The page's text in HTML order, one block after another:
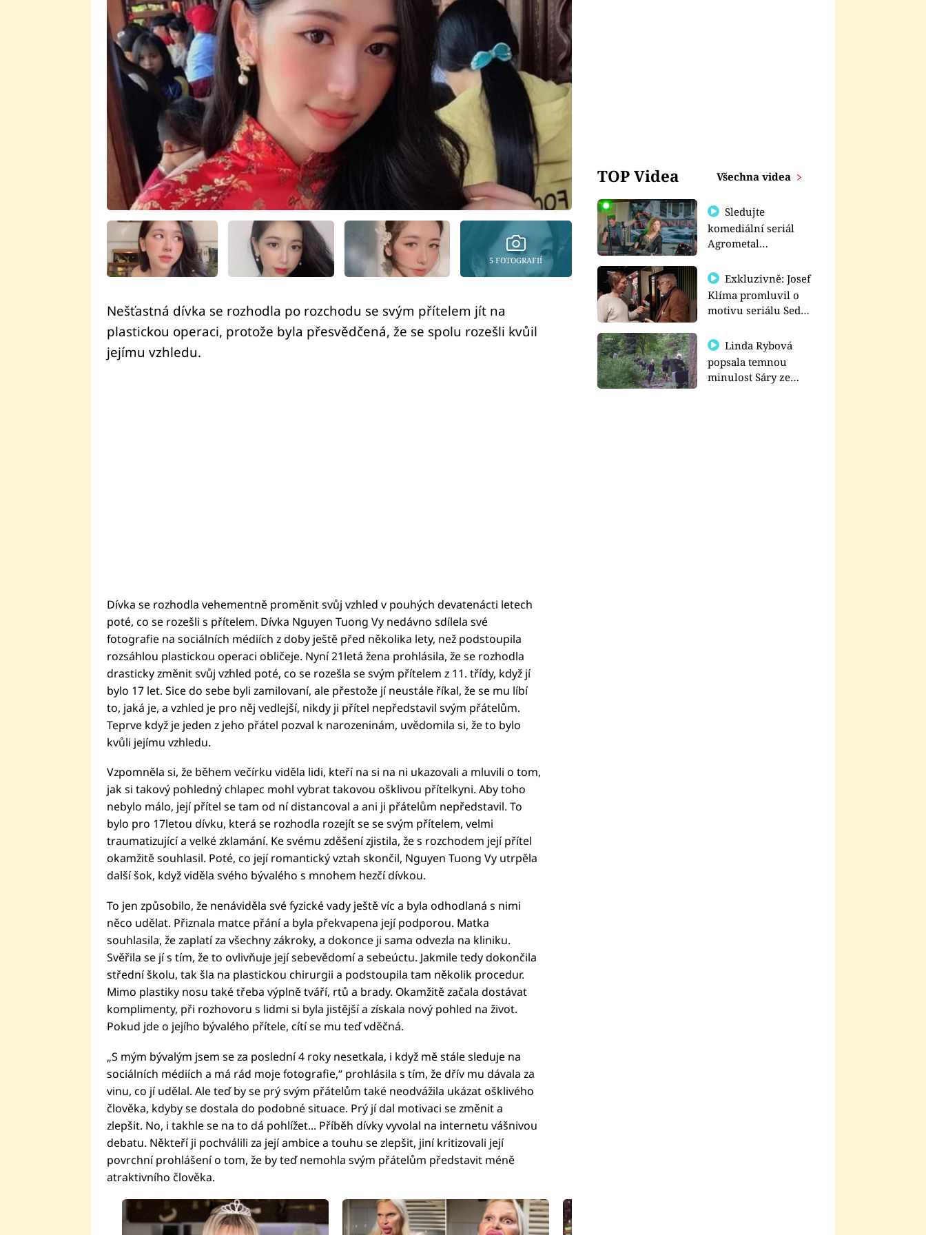
5 FOTOGRAFIÍ
Nešťastná dívka se rozhodla po rozchodu se svým přítelem jít na
plastickou operaci, protože byla přesvědčená, že se spolu rozešli kvůil
jejímu vzhledu.
Dívka se rozhodla vehementně proměnit svůj vzhled v pouhých devatenácti letech
poté, co se rozešli s přítelem. Dívka Nguyen Tuong Vy nedávno sdílela své
fotografie na sociálních médiích z doby ještě před několika lety, než podstoupila
rozsáhlou plastickou operaci obličeje. Nyní 21letá žena prohlásila, že se rozhodla
drasticky změnit svůj vzhled poté, co se rozešla se svým přítelem z 11. třídy, když jí
bylo 17 let. Sice do sebe byli zamilovaní, ale přestože jí neustále říkal, že se mu líbí
to, jaká je, a vzhled je pro něj vedlejší, nikdy ji přítel nepředstavil svým přátelům.
Teprve když je jeden z jeho přátel pozval k narozeninám, uvědomila si, že to bylo
kvůli jejímu vzhledu.
Vzpomněla si, že během večírku viděla lidi, kteří na si na ni ukazovali a mluvili o tom,
jak si takový pohledný chlapec mohl vybrat takovou ošklivou přítelkyni. Aby toho
nebylo málo, její přítel se tam od ní distancoval a ani ji přátelům nepředstavil. To
bylo pro 17letou dívku, která se rozhodla rozejít se se svým přítelem, velmi
traumatizující a velké zklamání. Ke svému zděšení zjistila, že s rozchodem její přítel
okamžitě souhlasil. Poté, co její romantický vztah skončil, Nguyen Tuong Vy utrpěla
další šok, když viděla svého bývalého s mnohem hezčí dívkou.
To jen způsobilo, že nenáviděla své fyzické vady ještě víc a byla odhodlaná s nimi
něco udělat. Přiznala matce přání a byla překvapena její podporou. Matka
souhlasila, že zaplatí za všechny zákroky, a dokonce ji sama odvezla na kliniku.
Svěřila se jí s tím, že to ovlivňuje její sebevědomí a sebeúctu. Jakmile tedy dokončila
střední školu, tak šla na plastickou chirurgii a podstoupila tam několik procedur.
Mimo plastiky nosu také třeba výplně tváří, rtů a brady. Okamžitě začala dostávat
komplimenty, při rozhovoru s lidmi si byla jistější a získala nový pohled na život.
Pokud jde o jejího bývalého přítele, cítí se mu teď vděčná.
„S mým bývalým jsem se za poslední 4 roky nesetkala, i když mě stále sleduje na
sociálních médiích a má rád moje fotografie,“ prohlásila s tím, že dřív mu dávala za
vinu, co jí udělal. Ale teď by se prý svým přátelům také neodvážila ukázat ošklivého
člověka, kdyby se dostala do podobné situace. Prý jí dal motivaci se změnit a
zlepšit. No, i takhle se na to dá pohlížet... Příběh dívky vyvolal na internetu vášnivou
debatu. Někteří ji pochválili za její ambice a touhu se zlepšit, jiní kritizovali její
povrchní prohlášení o tom, že by teď nemohla svým přátelům představit méně
atraktivního člověka.
TOP Videa Všechna videa
Sledujte
komediální seriál
Agrometal
prima+
Exkluzivně: Josef
Klíma promluvil o
motivu seriálu Sedm
Linda Rybová
popsala temnou
minulost Sáry ze